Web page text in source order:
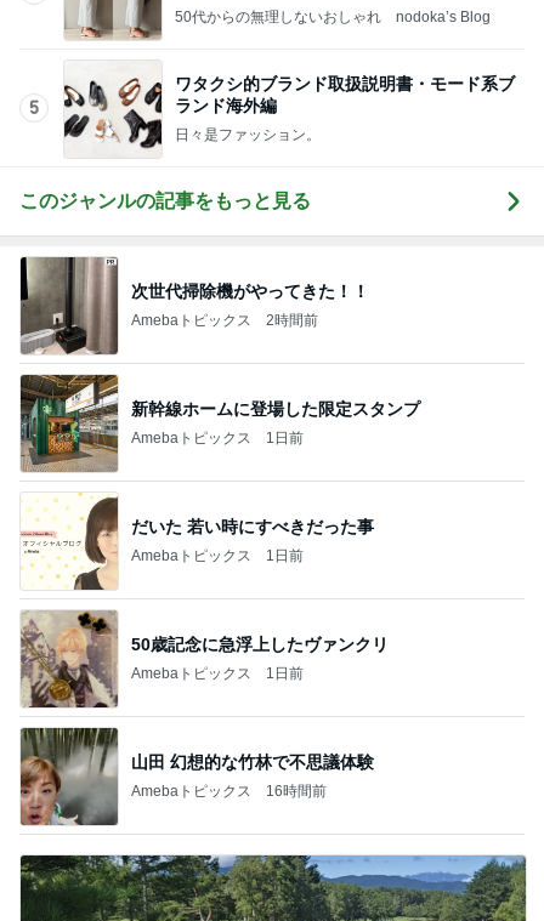
50代からの無理しないおしゃれ nodoka’s Blog
5
ワタクシ的ブランド取扱説明書・モード系ブ
ランド海外編
日々是ファッション。
このジャンルの記事をもっと見る
次世代掃除機がやってきた！！
Amebaトピックス 2時間前
新幹線ホームに登場した限定スタンプ
Amebaトピックス 1日前
だいた 若い時にすべきだった事
Amebaトピックス 1日前
50歳記念に急浮上したヴァンクリ
Amebaトピックス 1日前
山田 幻想的な竹林で不思議体験
Amebaトピックス 16時間前